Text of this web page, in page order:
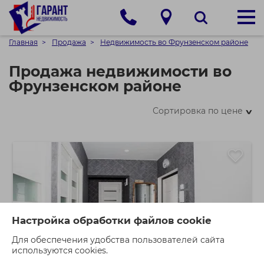
Настройка обработки файлов cookie
Для обеспечения удобства пользователей сайта
используются cookies.
Главная Продажа Недвижимость во Фрунзенском районе
Продажа недвижимости во
Фрунзенском районе
Сортировка по цене>